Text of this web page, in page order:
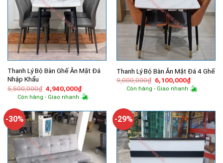
Thanh Lý Bộ Bàn Ghế Ăn Mặt Đá
Nhập Khẩu
5,500,000₫ Giá
gốc
là:
4,940,000₫Giá
hiện
tại
4,940,000₫.
Còn hàng - Giao nhanh
Thanh Lý Bộ Bàn Ăn Mặt Đá 4 Ghế
9,000,000₫ Giá
gốc
là:
6,100,000₫Giá
hiện
tại
Còn hàng - Giao nhanh
-30% -29%